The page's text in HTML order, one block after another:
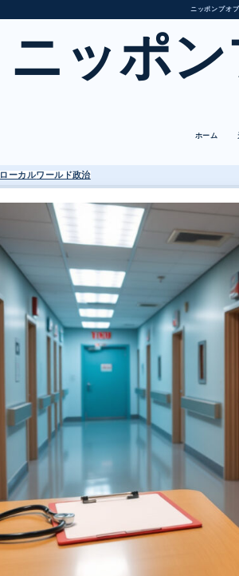
ニッポンプオ
ニッポ
ホーム
ローカルワールド政治